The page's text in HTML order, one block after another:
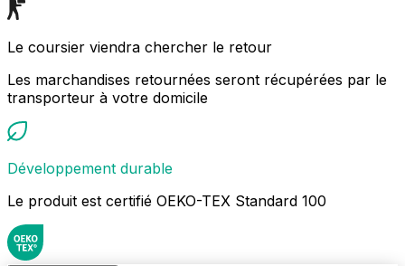
Le coursier viendra chercher le retour
Les marchandises retournées seront récupérées par le
transporteur à votre domicile
Développement durable
Le produit est certifié OEKO-TEX Standard 100